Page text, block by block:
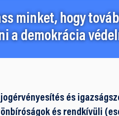
minket, hogy
a demokrácia
és
és rendkívüli